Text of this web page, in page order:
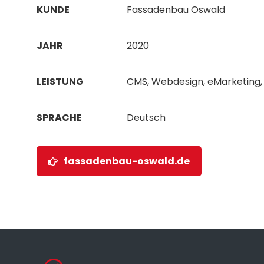
KUNDE Fassadenbau Oswald
JAHR 2020
LEISTUNG CMS, Webdesign, eMarketing,
SPRACHE Deutsch
fassadenbau-oswald.de